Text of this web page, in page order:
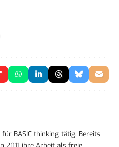
BASIC thinking tätig. Bereits